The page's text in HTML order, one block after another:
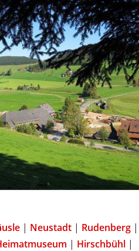
| Neustadt | Rudenberg |
| Hirschbühl |